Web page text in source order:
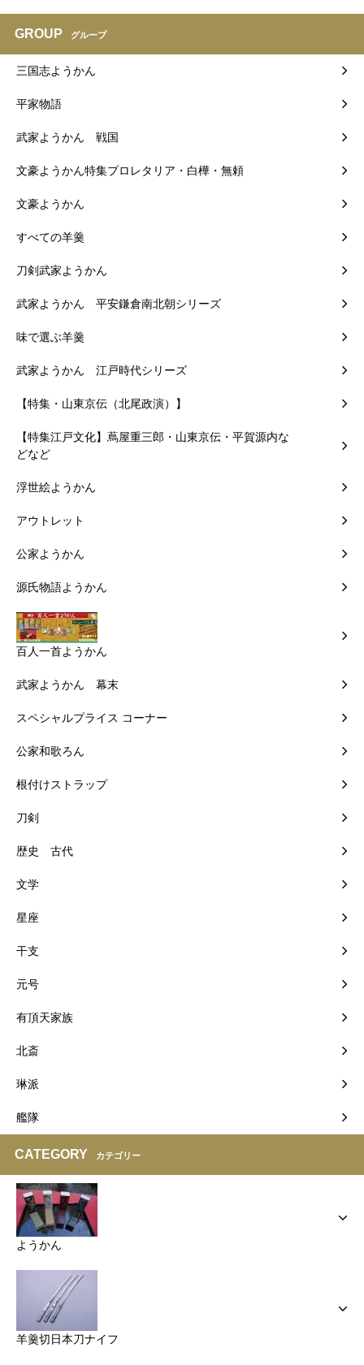
GROUP グループ
三国志ようかん
平家物語
武家ようかん 戦国
文豪ようかん特集プロレタリア・白樺・無頼
文豪ようかん
すべての羊羹
刀剣武家ようかん
武家ようかん 平安鎌倉南北朝シリーズ
味で選ぶ羊羹
武家ようかん 江戸時代シリーズ
【特集・山東京伝（北尾政演）】
【特集江戸文化】蔦屋重三郎・山東京伝・平賀源内な
どなど
浮世絵ようかん
アウトレット
公家ようかん
源氏物語ようかん
百人一首ようかん
武家ようかん 幕末
スペシャルプライス コーナー
公家和歌ろん
根付けストラップ
刀剣
歴史 古代
文学
星座
干支
元号
有頂天家族
北斎
琳派
艦隊
CATEGORY カテゴリー
ようかん
羊羹切日本刀ナイフ